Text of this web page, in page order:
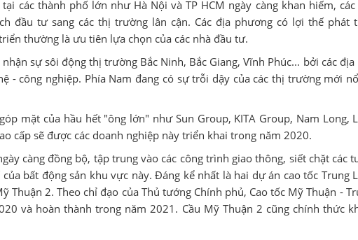
các thành phố lớn như Hà Nội và TP HCM ngày càng khan hiếm,
đầu tư sang các thị trường lân cận. Các địa phương có lợi thế phát
thường là ưu tiên lựa chọn của các nhà đầu tư.
sự sôi động thị trường Bắc Ninh, Bắc Giang, Vĩnh Phúc... bởi các
- công nghiệp. Phía Nam đang có sự trỗi dậy của các thị trường mới
mặt của hầu hết "ông lớn" như Sun Group, KITA Group, Nam Long,
cấp sẽ được các doanh nghiệp này triển khai trong năm 2020.
càng đồng bộ, tập trung vào các công trình giao thông, siết chặt các
bất động sản khu vực này. Đáng kể nhất là hai dự án cao tốc Trung
Thuận 2. Theo chỉ đạo của Thủ tướng Chính phủ, Cao tốc Mỹ Thuận -
và hoàn thành trong năm 2021. Cầu Mỹ Thuận 2 cũng chính thức